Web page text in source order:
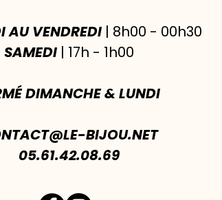
AU VENDREDI| 8h00 - 00h30
SAMEDI| 17h - 1h00
DIMANCHE & LUNDI
BIJOU.NET
05.61.42.08.69